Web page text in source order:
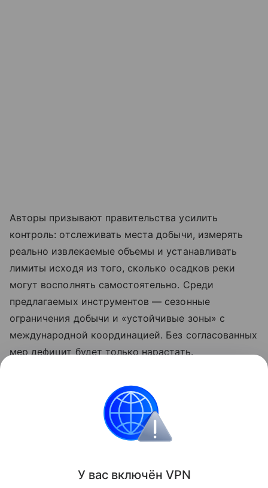
Авторы призывают правительства усилить
контроль: отслеживать места добычи, измерять
реально извлекаемые объемы и устанавливать
лимиты исходя из того, сколько осадков реки
могут восполнять самостоятельно. Среди
предлагаемых инструментов — сезонные
ограничения добычи и «устойчивые зоны» с
международной координацией. Без согласованных
мер дефицит будет только нарастать.
Ранее мы рассказывали о том, как ученые
строительные кирпичи из пустынного песка
том числе как альтернативу дефицитному
Поделиться
У вас включён VPN